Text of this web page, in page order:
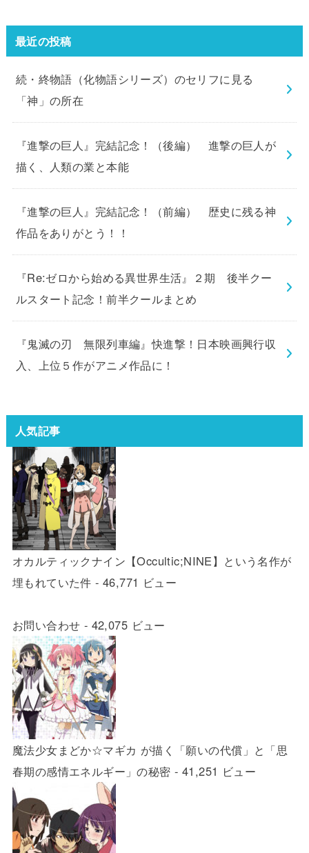
最近の投稿
続・終物語（化物語シリーズ）のセリフに見る
「神」の所在
『進撃の巨人』完結記念！（後編） 進撃の巨人が
描く、人類の業と本能
『進撃の巨人』完結記念！（前編） 歴史に残る神
作品をありがとう！！
『Re:ゼロから始める異世界生活』２期 後半クー
ルスタート記念！前半クールまとめ
『鬼滅の刃 無限列車編』快進撃！日本映画興行収
入、上位５作がアニメ作品に！
人気記事
オカルティックナイン【Occultic;NINE】という名作が
埋もれていた件 - 46,771 ビュー
お問い合わせ - 42,075 ビュー
魔法少女まどか☆マギカ が描く「願いの代償」と「思
春期の感情エネルギー」の秘密 - 41,251 ビュー